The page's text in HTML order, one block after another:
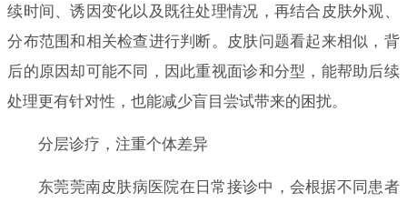
续时间、诱因变化以及既往处理情况，再结合皮肤外观、
分布范围和相关检查进行判断。皮肤问题看起来相似，背
后的原因却可能不同，因此重视面诊和分型，能帮助后续
处理更有针对性，也能减少盲目尝试带来的困扰。
分层诊疗，注重个体差异
东莞莞南皮肤病医院在日常接诊中，会根据不同患者